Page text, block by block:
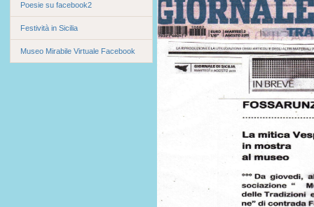
Poesie su facebook2
Festività in Sicilia
Museo Mirabile Virtuale Facebook